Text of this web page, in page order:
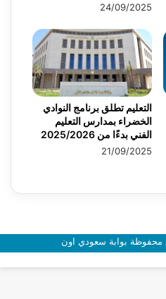
24/09/2025
التعليم تطلق برنامج النوادي
الخضراء بمدارس التعليم
الفني بدءًا من 2025/2026
21/09/2025